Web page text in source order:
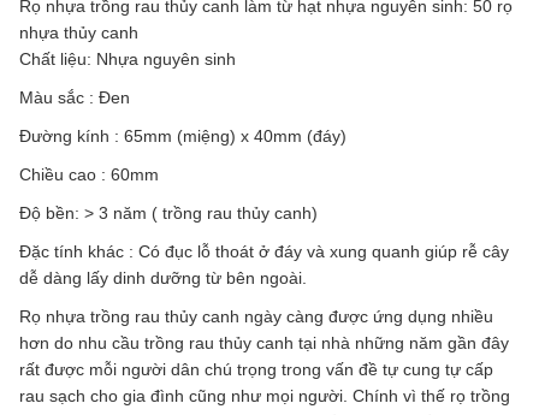
Rọ nhựa trồng rau thủy canh làm từ hạt nhựa nguyên sinh: 50 rọ
nhựa thủy canh
Chất liệu: Nhựa nguyên sinh
Màu sắc : Đen
Đường kính : 65mm (miệng) x 40mm (đáy)
Chiều cao : 60mm
Độ bền: > 3 năm ( trồng rau thủy canh)
Đặc tính khác : Có đục lỗ thoát ở đáy và xung quanh giúp rễ cây
dễ dàng lấy dinh dưỡng từ bên ngoài.
Rọ nhựa trồng rau thủy canh ngày càng được ứng dụng nhiều
hơn do nhu cầu trồng rau thủy canh tại nhà những năm gần đây
rất được mỗi người dân chú trọng trong vấn đề tự cung tự cấp
rau sạch cho gia đình cũng như mọi người. Chính vì thế rọ trồng